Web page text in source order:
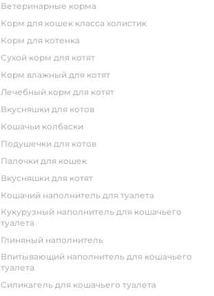
ветеринарные корма
корм для кошек класса холистик
корм для котенка
сухой корм для котят
корм влажный для котят
лечебный корм для котят
вкусняшки для котов
кошачьи колбаски
подушечки для котов
палочки для кошек
вкусняшки для котят
кошачий наполнитель для туалета
кукурузный наполнитель для кошачьего
туалета
глиняный наполнитель
впитывающий наполнитель для кошачьего
туалета
силикагель для кошачьего туалета